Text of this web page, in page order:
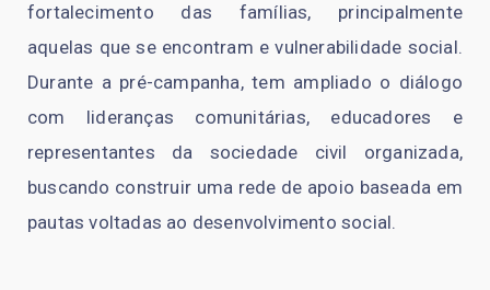
fortalecimento das famílias, principalmente
aquelas que se encontram e vulnerabilidade social.
Durante a pré-campanha, tem ampliado o diálogo
com lideranças comunitárias, educadores e
representantes da sociedade civil organizada,
buscando construir uma rede de apoio baseada em
pautas voltadas ao desenvolvimento social.